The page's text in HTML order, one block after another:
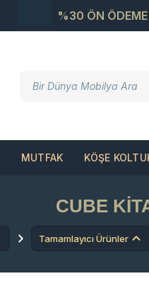
%30 ÖN
MUTFAK KÖŞE
CUBE
Tamamlayıcı Ürünler